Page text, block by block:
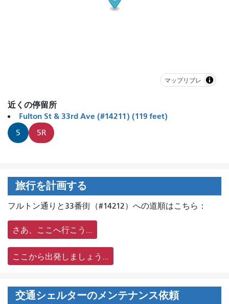
マップリブレ
近くの停留所
Fulton St & 33rd Ave (#14211) (119 feet)
5 5R
旅行を計画する
フルトン通りと33番街（#14212）への道順はこちら：
さあ、ここへ行こう…
ここから出発しましょう…
交通シェルターのメンテナンス依頼